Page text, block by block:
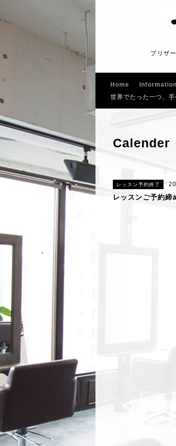
プリザ
Home Information
世界でたった一つ、
Calender
レッスン予約終了
レッスンご予約締